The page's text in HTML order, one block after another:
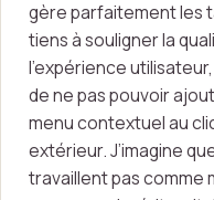
gère parfaitement les
tiens à souligner la
l’expérience
de ne pas pouvoir
menu contextuel au
extérieur. J’imagine
travaillent pas comme